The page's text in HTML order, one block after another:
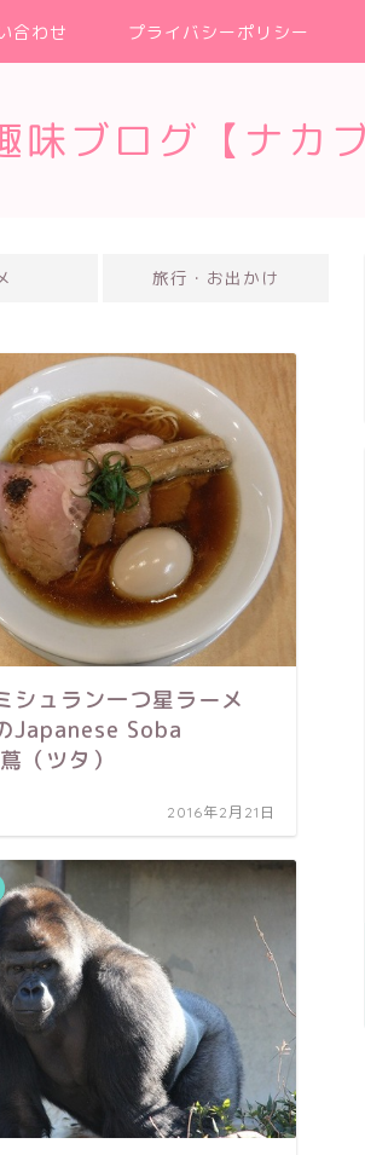
合わせ プライバシーポリシー
ブログ【ナカブ
旅行・お出かけ
シュラン一つ星ラーメ
Japanese Soba
（ツタ）
2016年2月21日